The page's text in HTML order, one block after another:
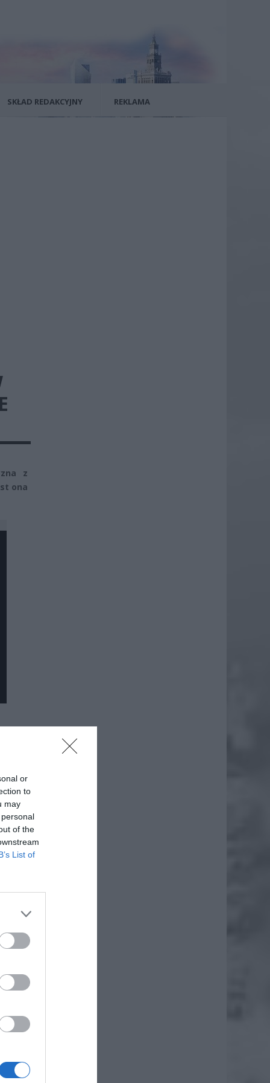
or
to
may
of the
List of
SKŁAD REDAKCYJNY REKLAMA
z
ona